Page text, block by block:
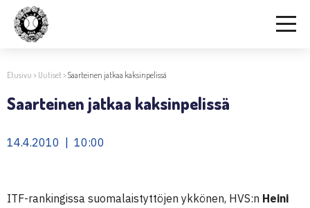
Etusivu > Uutiset>Saarteinen jatkaa kaksinpelissä
Saarteinen jatkaa kaksinpelissä
14.4.2010 | 10:00
ITF-rankingissa suomalaistyttöjen ykkönen, HVS:n Heini